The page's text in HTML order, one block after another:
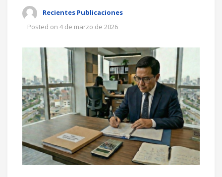
Recientes Publicaciones
Posted on 4 de marzo de 2026